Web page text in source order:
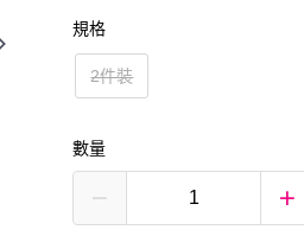
規格
2件裝
數量